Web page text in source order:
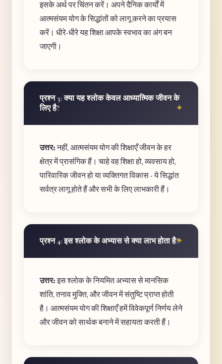
इसके अर्थ पर चिंतन करें। अपने दैनिक कार्यों में
आत्मसंयम योग के सिद्धांतों को लागू करने का प्रयास
करें। धीरे-धीरे यह शिक्षा आपके स्वभाव का अंग बन
जाएगी।
प्रश्न 3: क्या यह श्लोक केवल आध्यात्मिक जीवन के
लिए है?
उत्तर:नहीं, आत्मसंयम योग की शिक्षाएँ जीवन के हर
क्षेत्र में प्रासंगिक हैं। चाहे वह शिक्षा हो, व्यवसाय हो,
पारिवारिक जीवन हो या व्यक्तिगत विकास - ये सिद्धांत
सर्वत्र लागू होते हैं और सभी के लिए लाभकारी हैं।
प्रश्न 4: इस श्लोक के अभ्यास से क्या लाभ होता है?
उत्तर:इस श्लोक के नियमित अभ्यास से मानसिक
शांति, तनाव मुक्ति, और जीवन में संतुष्टि प्राप्त होती
है। आत्मसंयम योग की शिक्षाएँ हमें विवेकपूर्ण निर्णय लेने
और जीवन को सार्थक बनाने में सहायता करती हैं।